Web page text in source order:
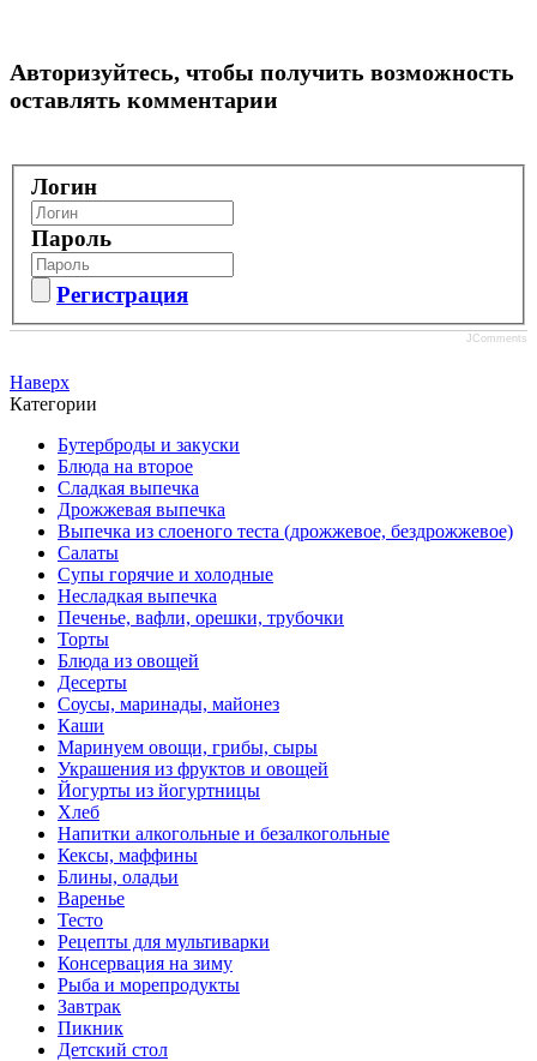
Авторизуйтесь, чтобы получить возможность
оставлять комментарии
Логин
Пароль
Регистрация
JComments
Наверх
Категории
Бутерброды и закуски
Блюда на второе
Сладкая выпечка
Дрожжевая выпечка
Выпечка из слоеного теста (дрожжевое, бездрожжевое)
Салаты
Супы горячие и холодные
Несладкая выпечка
Печенье, вафли, орешки, трубочки
Торты
Блюда из овощей
Десерты
Соусы, маринады, майонез
Каши
Маринуем овощи, грибы, сыры
Украшения из фруктов и овощей
Йогурты из йогуртницы
Хлеб
Напитки алкогольные и безалкогольные
Кексы, маффины
Блины, оладьи
Варенье
Тесто
Рецепты для мультиварки
Консервация на зиму
Рыба и морепродукты
Завтрак
Пикник
Детский стол